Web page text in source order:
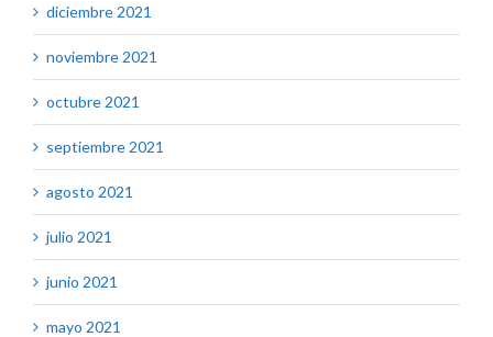
diciembre 2021
noviembre 2021
octubre 2021
septiembre 2021
agosto 2021
julio 2021
junio 2021
mayo 2021